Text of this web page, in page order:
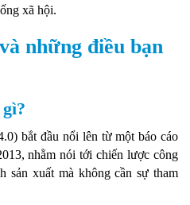
xã hội.
những điều bạn
bắt đầu nổi lên từ một báo cáo
nhằm nói tới chiến lược công
sản xuất mà không cần sự tham